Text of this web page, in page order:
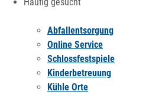
Abfallentsorgung
Online Service
Schlossfestspiele
Kinderbetreuung
Kühle Orte